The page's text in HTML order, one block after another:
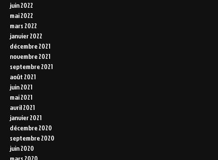
juin 2022
mai 2022
mars 2022
janvier 2022
décembre 2021
novembre 2021
septembre 2021
août 2021
juin 2021
mai 2021
avril 2021
janvier 2021
décembre 2020
septembre 2020
juin 2020